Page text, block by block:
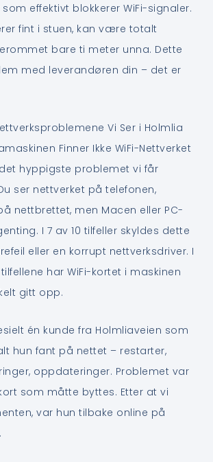
effektivt blokkerer WiFi-signaler.
fint i stuen, kan være totalt
bare ti meter unna. Dette
med leverandøren din – det er
Vi Ser i Holmlia
Finner Ikke WiFi-Nettverket
hyppigste problemet vi får
ser nettverket på telefonen,
nettbrettet, men Macen eller PC-
I 7 av 10 tilfeller skyldes dette
eller en korrupt nettverksdriver. I
har WiFi-kortet i maskinen
gitt opp.
én kunde fra Holmliaveien som
hun fant på nettet – restarter,
oppdateringer. Problemet var
som måtte byttes. Etter at vi
var hun tilbake online på